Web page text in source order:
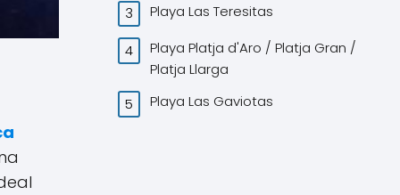
Playa Las Teresitas
Playa Platja d'Aro / Platja Gran /
Platja Llarga
Playa Las Gaviotas